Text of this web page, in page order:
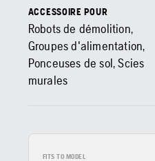
ACCESSOIRE POUR
Robots de démolition,
Groupes d'alimentation,
Ponceuses de sol, Scies
murales
FITS TO MODEL